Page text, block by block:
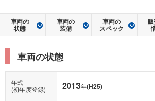
車両の
状態
車両の
装備
車両の
スペック
車両の状態
年式
(初年度登録)
2013年(H25)